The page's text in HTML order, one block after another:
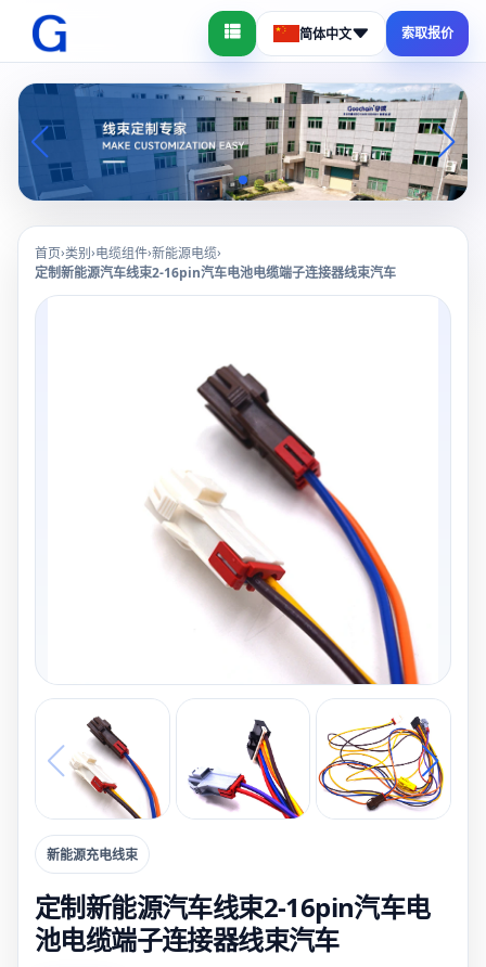
简体中文 索取报价
首页›类别›电缆组件›新能源电缆›
定制新能源汽车线束2-16pin汽车电池电缆端子连接器线束汽车
新能源充电线束
定制新能源汽车线束2-16pin汽车电
池电缆端子连接器线束汽车